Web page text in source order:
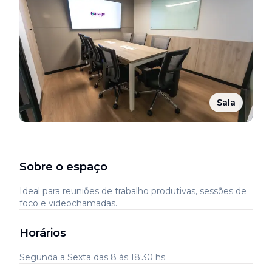
Sala
Sobre o espaço
Ideal para reuniões de trabalho produtivas, sessões de
foco e videochamadas.
Horários
Segunda a Sexta das 8 às 18:30 hs